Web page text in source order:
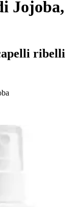
Jojoba,
ribelli